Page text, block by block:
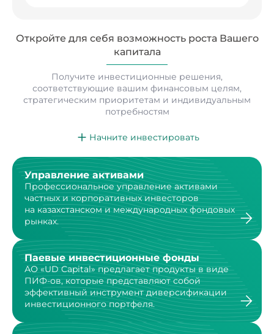
Откройте для себя возможность роста Вашего
капитала
Получите инвестиционные решения,
соответствующие вашим финансовым целям,
стратегическим приоритетам и индивидуальным
потребностям
Начните инвестировать
Управление активами
Профессиональное управление активами
частныхи корпоративных инвесторов
на казахстанскоми международных фондовых
рынках.
Паевые инвестиционные фонды
АО «UD Capital» предлагает продукты в виде
ПИФ-ов,которые представляют собой
эффективный инструментдиверсификации
инвестиционного портфеля.